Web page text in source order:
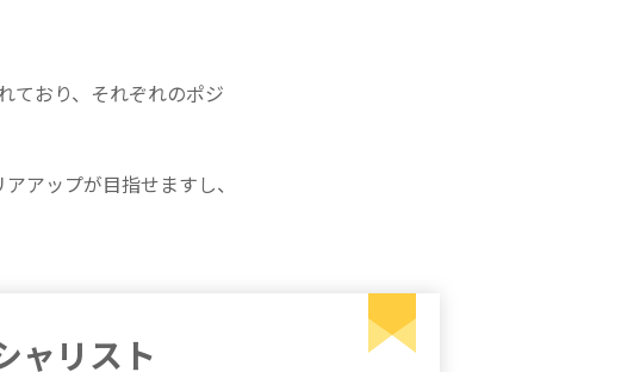
ており、それぞれのポジ
アップが目指せますし、
ャリスト